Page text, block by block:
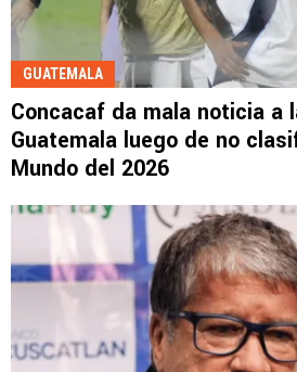
GUATEMALA
Concacaf da mala noticia a
Guatemala luego de no
Mundo del 2026